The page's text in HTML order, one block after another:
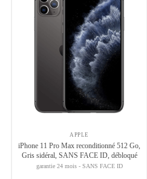
APPLE
iPhone 11 Pro Max reconditionné 512 Go,
Gris sidéral, SANS FACE ID, débloqué
garantie 24 mois - SANS FACE ID